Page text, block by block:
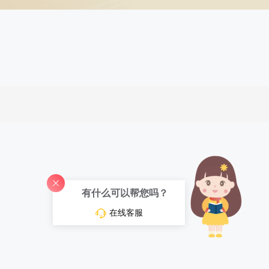
有什么可以帮您吗？
在线客服